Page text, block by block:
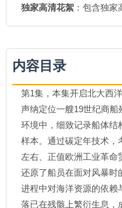
独家高清花絮 ：包含独家
内容目录
第1集，本集开启北大西
声纳定位一艘19世纪商
环境中，细致记录船体结
样本。通过碳定年技术，
左右、正值欧洲工业革
还原了船员在面对风暴时
进程中对海洋资源的依赖
落已在残骸上繁衍生息，